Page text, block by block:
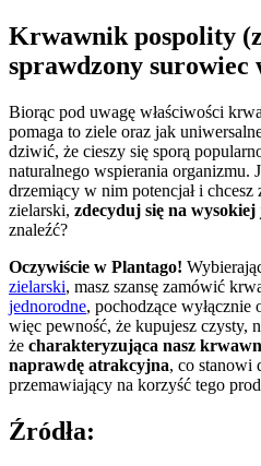
Krwawnik pospolity
sprawdzony surowiec
Biorąc pod uwagę właściwości
pomaga to ziele oraz jak
dziwić, że cieszy się sporą
naturalnego wspierania organizmu.
drzemiący w nim potencjał i
zielarski, zdecyduj się na
znaleźć?
Oczywiście w Plantago!
zielarski, masz szansę zamówić
jednorodne, pochodzące
więc pewność, że kupujesz czysty,
że charakteryzująca nasz
naprawdę atrakcyjna, co stanowi
przemawiający na korzyść tego
Źródła: